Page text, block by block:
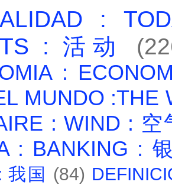
:
: 活动
:
MUNDO :THE
: WIND : 空
: BANKING :
我国 (84)